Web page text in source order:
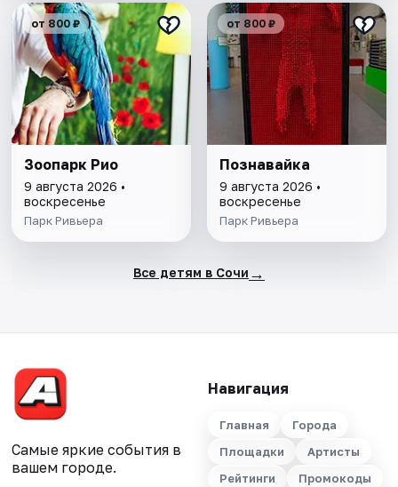
от 800 ₽
Зоопарк Рио
9 августа 2026 •
воскресенье
Парк Ривьера
от 800 ₽
Познавайка
9 августа 2026 •
воскресенье
Парк Ривьера
Все детям в Сочи →
Самые яркие события в
вашем городе.
Навигация
Главная
Города
Площадки
Артисты
Рейтинги
Промокоды